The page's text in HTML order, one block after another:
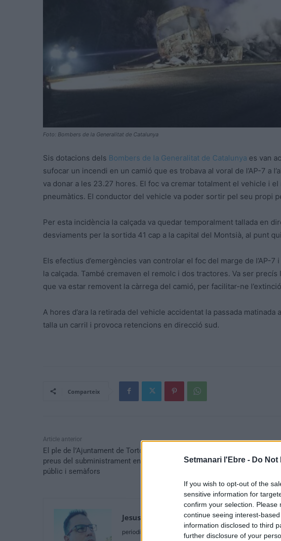
Setmanari l'Ebre - Do
If you wish to opt-out of the
sensitive information for
confirm your selection.
continue seeing interest-
information disclosed to third
further disclosure of your
Foto: Bombers de la Generalitat de Catalunya
Sis dotacions dels Bombers de la Generalitat de Catalunya es van
sufocar un incendi en un camió que es trobava al voral de l’AP-7 a
va donar a les 23.27 hores. El foc va cremar totalment el vehicle i
pneumàtics. El conductor del vehicle va poder sortir pel seu propi
Per esta incidència la calçada va quedar temporalment tallada en
desviaments per la sortida 41 cap a la capital del Montsià, al punt
Els efectius d’emergències van controlar el foc del marge de l’AP-
la calçada. També cremaven el remolc i dos tractores. Va ser
que va estar removent la càrrega del camió, per facilitar-ne
A hores d’ara la retirada del vehicle accidentat la passada matinada
talla un carril i provoca retencions en direcció sud.
Comparteix
Article anterior
El ple de l’Ajuntament de Tortosa aprova la revisió de
preus del subministrament energètic de l’enllumenat
públic i semàfors
més
Jesus Ferrando Toledo
periodista